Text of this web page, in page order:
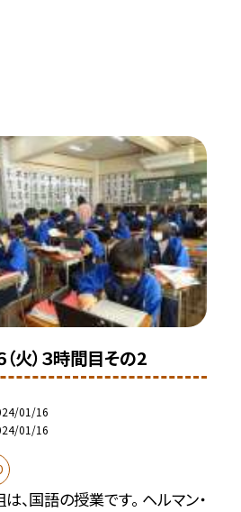
（火）３時間目その2
01/16
01/16
は、国語の授業です。 ヘルマン・